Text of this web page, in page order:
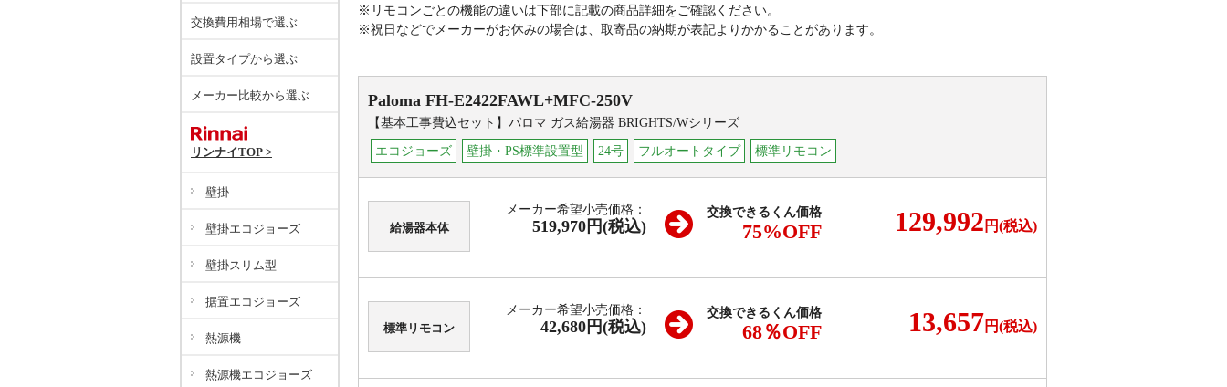
※リモコンごとの機能の違いは下部に記載の商品詳細をご確認ください。
※祝日などでメーカーがお休みの場合は、取寄品の納期が表記よりかかることがあります。
Paloma FH-E2422FAWL+MFC-250V
【基本工事費込セット】パロマ ガス給湯器 BRIGHTS/Wシリーズ
エコジョーズ 壁掛・PS標準設置型 24号 フルオートタイプ 標準リモコン
給湯器本体
メーカー希望小売価格：
519,970円(税込)
交換できるくん価格
75%OFF 129,992 円(税込)
標準リモコン
メーカー希望小売価格：
42,680 円(税込)
交換できるくん価格
68％OFF 13,657円(税込)
交換費用相場で選ぶ
設置タイプから選ぶ
メーカー比較から選ぶ
リンナイTOP >
壁掛
壁掛エコジョーズ
壁掛スリム型
据置エコジョーズ
熱源機
熱源機エコジョーズ